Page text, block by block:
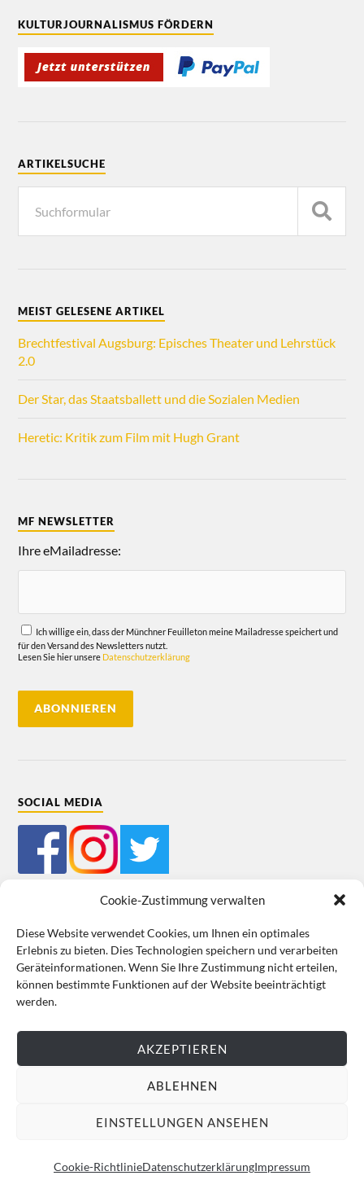
Cookie-Zustimmung verwalten
Diese Website verwendet Cookies, um Ihnen ein optimales
Erlebnis zu bieten. Dies Technologien speichern und verarbeiten
Geräteinformationen. Wenn Sie Ihre Zustimmung nicht erteilen,
können bestimmte Funktionen auf der Website beeinträchtigt
werden.
AKZEPTIEREN
ABLEHNEN
EINSTELLUNGEN ANSEHEN
Cookie-RichtlinieDatenschutzerklärungImpressum
KULTURJOURNALISMUS FÖRDERN
ARTIKELSUCHE
MEIST GELESENE ARTIKEL
Brechtfestival Augsburg: Episches Theater und Lehrstück
2.0
Der Star, das Staatsballett und die Sozialen Medien
Heretic: Kritik zum Film mit Hugh Grant
MF NEWSLETTER
Ihre eMailadresse:
Ich willige ein, dass der Münchner Feuilleton meine Mailadresse speichert und
für den Versand des Newsletters nutzt.
Lesen Sie hier unsere Datenschutzerklärung
SOCIAL MEDIA
Impressum Datenschutz Cookie-Richtlinie (EU) AGB